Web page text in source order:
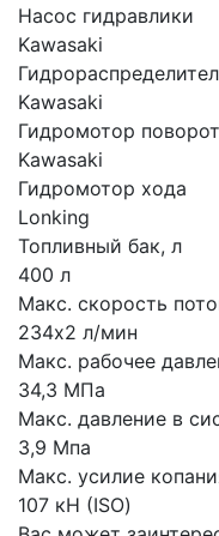
Насос гидравлики
Kawasaki
Kawasaki
Гидромотор
Kawasaki
Гидромотор хода
Lonking
Топливный бак, л
400 л
Макс. скорость
234х2 л/мин
Макс. рабочее
34,3 МПа
Макс. давление в
3,9 Мпа
Макс. усилие
107 кН (ISO)